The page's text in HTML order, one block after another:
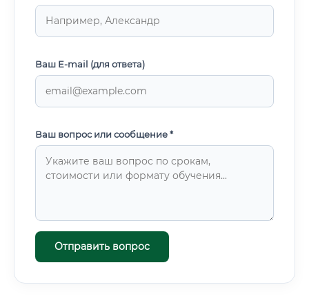
Ваш E-mail (для ответа)
Ваш вопрос или сообщение *
Отправить вопрос